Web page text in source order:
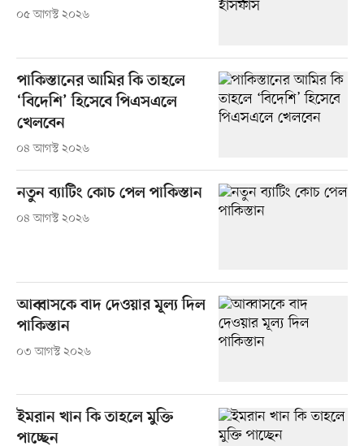
০৫ আগস্ট ২০২৬
পাকিস্তানের আমির কি তাহলে
‘বিদেশি’ হিসেবে পিএসএলে
খেলবেন
০৪ আগস্ট ২০২৬
নতুন ব্যাটিং কোচ পেল পাকিস্তান
০৪ আগস্ট ২০২৬
আব্বাসকে বাদ দেওয়ার মূল্য দিল
পাকিস্তান
০৩ আগস্ট ২০২৬
ইমরান খান কি তাহলে মুক্তি
পাচ্ছেন